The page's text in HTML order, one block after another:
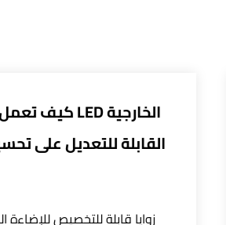
لأنظمة التحكم الذكية تحسين
الذكي التحكم الدقيق في أضواء الشوارع LED من خلال دمج